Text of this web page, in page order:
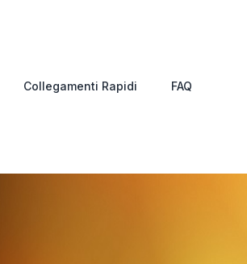
Collegamenti Rapidi FAQ